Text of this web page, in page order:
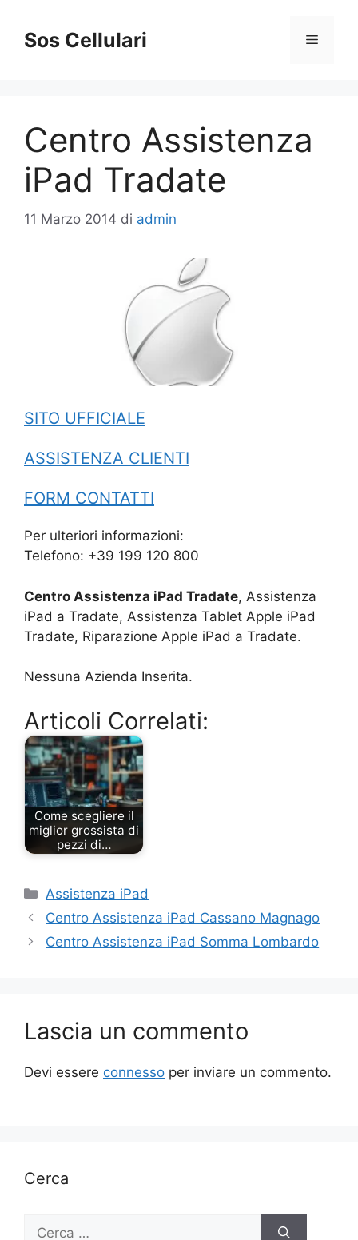
contenuto
Sos Cellulari Menu
Centro Assistenza
iPad Tradate
11 Marzo 2014 di admin
SITO UFFICIALE
ASSISTENZA CLIENTI
FORM CONTATTI
Per ulteriori informazioni:
Telefono: +39 199 120 800
Centro Assistenza iPad Tradate, Assistenza
iPad a Tradate, Assistenza Tablet Apple iPad
Tradate, Riparazione Apple iPad a Tradate.
Nessuna Azienda Inserita.
Articoli Correlati:
Come scegliere il
miglior grossista di
pezzi di…
Categorie
Assistenza iPad
Centro Assistenza iPad Cassano Magnago
Centro Assistenza iPad Somma Lombardo
Lascia un commento
Devi essere connesso per inviare un commento.
Cerca
Ricerca